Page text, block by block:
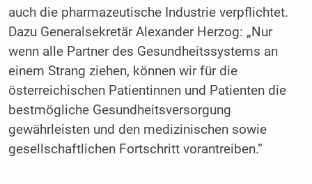
auch die pharmazeutische Industrie verpflichtet.
Dazu Generalsekretär Alexander Herzog: „Nur
wenn alle Partner des Gesundheitssystems an
einem Strang ziehen, können wir für die
österreichischen Patientinnen und Patienten die
bestmögliche Gesundheitsversorgung
gewährleisten und den medizinischen sowie
gesellschaftlichen Fortschritt vorantreiben.“